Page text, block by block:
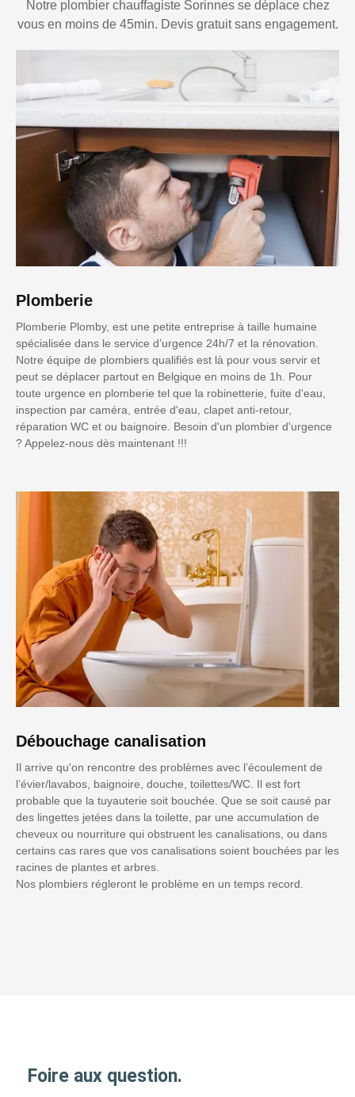
Notre plombier chauffagiste Sorinnes se déplace chez
vous en moins de 45min. Devis gratuit sans engagement.
Plomberie
Plomberie Plomby, est une petite entreprise à taille humaine
spécialisée dans le service d’urgence 24h/7 et la rénovation.
Notre équipe de plombiers qualifiés est là pour vous servir et
peut se déplacer partout en Belgique en moins de 1h. Pour
toute urgence en plomberie tel que la robinetterie, fuite d'eau,
inspection par caméra, entrée d'eau, clapet anti-retour,
réparation WC et ou baignoire. Besoin d'un plombier d'urgence
? Appelez-nous dès maintenant !!!
Débouchage canalisation
Il arrive qu'on rencontre des problèmes avec l’écoulement de
l’évier/lavabos, baignoire, douche, toilettes/WC. Il est fort
probable que la tuyauterie soit bouchée. Que se soit causé par
des lingettes jetées dans la toilette, par une accumulation de
cheveux ou nourriture qui obstruent les canalisations, ou dans
certains cas rares que vos canalisations soient bouchées par les
racines de plantes et arbres.
Nos plombiers régleront le problème en un temps record.
Foire aux question.